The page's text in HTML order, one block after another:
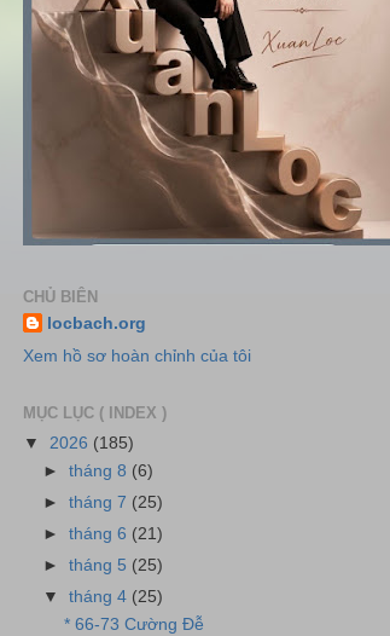
CHỦ BIÊN
locbach.org
Xem hồ sơ hoàn chỉnh của tôi
MỤC LỤC ( INDEX )
▼ 2026 (185)
►tháng 8 (6)
►tháng 7 (25)
►tháng 6 (21)
►tháng 5 (25)
▼tháng 4 (25)
* 66-73 Cường Đễ